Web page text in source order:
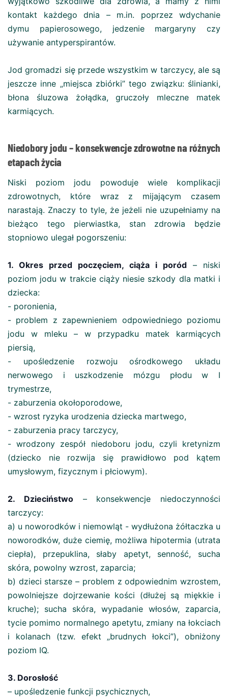
kontakt każdego dnia – m.in. poprzez wdychanie
dymu papierosowego, jedzenie margaryny czy
używanie antyperspirantów.
Jod gromadzi się przede wszystkim w tarczycy, ale są
jeszcze inne „miejsca zbiórki” tego związku: ślinianki,
błona śluzowa żołądka, gruczoły mleczne matek
karmiących.
Niedobory jodu – konsekwencje zdrowotne na różnych
etapach życia
Niski poziom jodu powoduje wiele komplikacji
zdrowotnych, które wraz z mijającym czasem
narastają. Znaczy to tyle, że jeżeli nie uzupełniamy na
bieżąco tego pierwiastka, stan zdrowia będzie
stopniowo ulegał pogorszeniu:
1. Okres przed poczęciem, ciąża i poród – niski
poziom jodu w trakcie ciąży niesie szkody dla matki i
dziecka:
- poronienia,
- problem z zapewnieniem odpowiedniego poziomu
jodu w mleku – w przypadku matek karmiących
piersią,
- upośledzenie rozwoju ośrodkowego układu
nerwowego i uszkodzenie mózgu płodu w I
trymestrze,
- zaburzenia okołoporodowe,
- wzrost ryzyka urodzenia dziecka martwego,
- zaburzenia pracy tarczycy,
- wrodzony zespół niedoboru jodu, czyli kretynizm
(dziecko nie rozwija się prawidłowo pod kątem
umysłowym, fizycznym i płciowym).
2. Dzieciństwo– konsekwencje niedoczynności
tarczycy:
a) u noworodków i niemowląt - wydłużona żółtaczka u
noworodków, duże ciemię, możliwa hipotermia (utrata
ciepła), przepuklina, słaby apetyt, senność, sucha
skóra, powolny wzrost, zaparcia;
b) dzieci starsze – problem z odpowiednim wzrostem,
powolniejsze dojrzewanie kości (dłużej są miękkie i
kruche); sucha skóra, wypadanie włosów, zaparcia,
tycie pomimo normalnego apetytu, zmiany na łokciach
i kolanach (tzw. efekt „brudnych łokci”), obniżony
poziom IQ.
3. Dorosłość
– upośledzenie funkcji psychicznych,